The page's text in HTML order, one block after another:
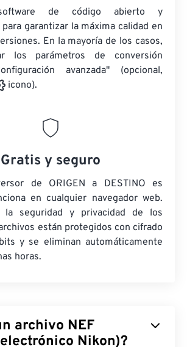
de código abierto y
garantizar la máxima calidad en
En la mayoría de los casos,
los parámetros de conversión
avanzada" (opcional,
icono).
Gratis y seguro
de ORIGEN a DESTINO es
en cualquier navegador web.
la seguridad y privacidad de los
están protegidos con cifrado
y se eliminan automáticamente
horas.
archivo NEF
Nikon)?